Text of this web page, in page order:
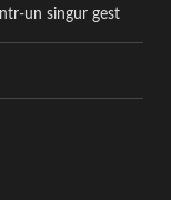
un singur gest